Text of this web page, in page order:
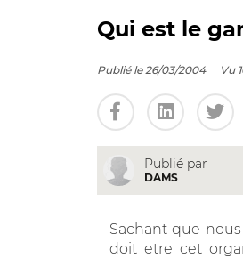
Qui est le
Publié le 26/03/2004 Vu
Publié par
DAMS
Sachant que
doit etre cet